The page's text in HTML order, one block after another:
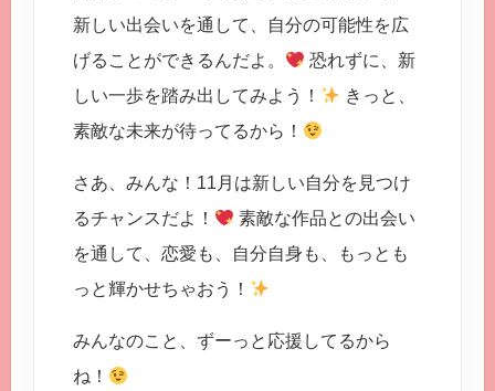
新しい出会いを通して、自分の可能性を広
げることができるんだよ。
恐れずに、新
しい一歩を踏み出してみよう！
きっと、
素敵な未来が待ってるから！
さあ、みんな！11月は新しい自分を見つけ
るチャンスだよ！
素敵な作品との出会い
を通して、恋愛も、自分自身も、もっとも
っと輝かせちゃおう！
みんなのこと、ずーっと応援してるから
ね！